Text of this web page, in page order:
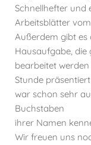
Schnellhefter und
Arbeitsblätter
Außerdem gibt es
Hausaufgabe, die
bearbeitet
Stunde
war schon sehr
Buchstaben
ihrer Namen
Wir freuen uns